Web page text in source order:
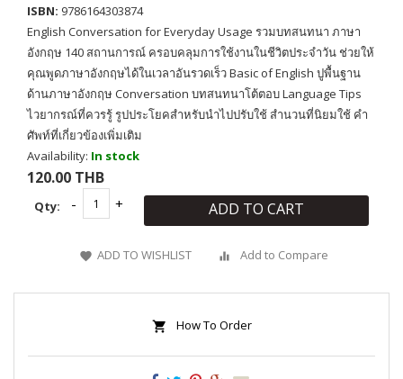
ISBN: 9786164303874
English Conversation for Everyday Usage รวมบทสนทนา ภาษา
อังกฤษ 140 สถานการณ์ ครอบคลุมการใช้งานในชีวิตประจำวัน ช่วยให้
คุณพูดภาษาอังกฤษได้ในเวลาอันรวดเร็ว Basic of English ปูพื้นฐาน
ด้านภาษาอังกฤษ Conversation บทสนทนาโต้ตอบ Language Tips
ไวยากรณ์ที่ควรรู้ รูปประโยคสำหรับนำไปปรับใช้ สำนวนที่นิยมใช้ คำ
ศัพท์ที่เกี่ยวข้องเพิ่มเติม
Availability: In stock
120.00 THB
Qty: ADD TO CART
ADD TO WISHLIST Add to Compare
How To Order